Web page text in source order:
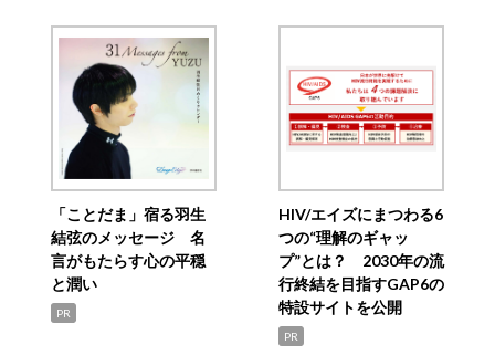
「ことだま」宿る羽生
結弦のメッセージ 名
言がもたらす心の平穏
と潤い
PR
HIV/エイズにまつわる6
つの“理解のギャッ
プ”とは？ 2030年の流
行終結を目指すGAP6の
特設サイトを公開
PR